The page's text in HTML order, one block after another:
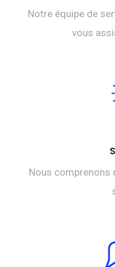
Notre équipe de
vous
Nous comprenons